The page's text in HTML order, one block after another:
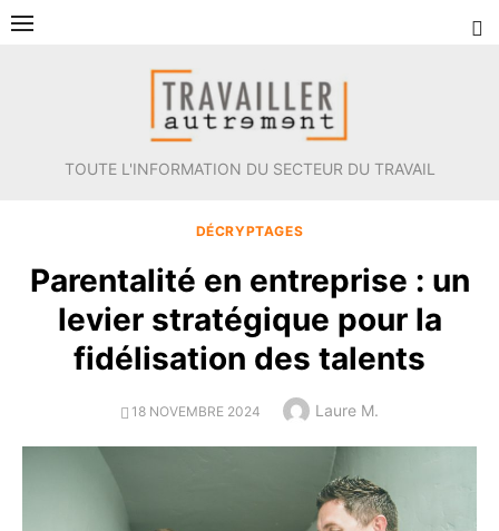
Aller
TOUTE L'INFORMATION DU SECTEUR DU TRAVAIL
DÉCRYPTAGES
Parentalité en entreprise : un
levier stratégique pour la
fidélisation des talents
POSTED
18 NOVEMBRE 2024 Author
Laure M.